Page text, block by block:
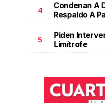
4
Condenan A
Respaldo A
5
Piden
Limítrofe